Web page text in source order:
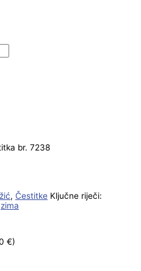
br. 7238
, Čestitke Ključne riječi:
zima
€)